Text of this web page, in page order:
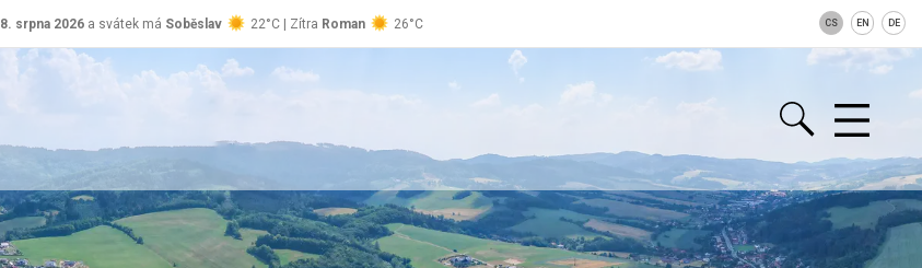
8. srpna 2026 a svátek má Soběslav 22°C | Zítra Roman 26°C CS EN DE